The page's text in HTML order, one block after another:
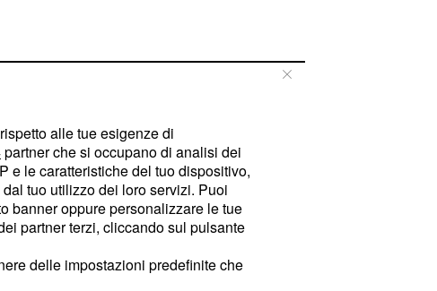
alle tue esigenze di
partner che si occupano di analisi dei
e le caratteristiche del tuo dispositivo,
tuo utilizzo dei loro servizi. Puoi
banner oppure personalizzare le tue
partner terzi, cliccando sul pulsante
delle impostazioni predefinite che